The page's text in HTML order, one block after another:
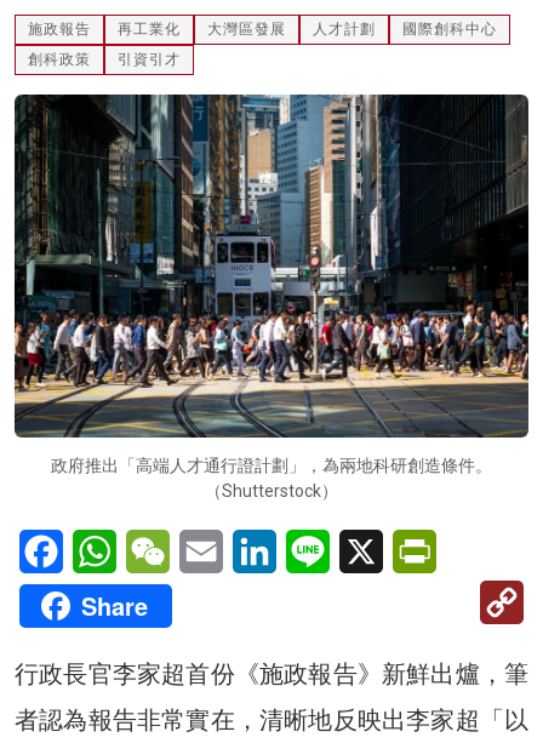
關於我們
施政報告 再工業化 大灣區發展 人才計劃
國際創科中心
創科政策
引資引才
政府推出「高端人才通行證計劃」，為兩地科研創造條件。
（Shutterstock）
FacebookWhatsAppWeChatEmail LinkedInLine X
Share
行政長官李家超首份《施政報告》新鮮出爐，筆
者認為報告非常實在，清晰地反映出李家超「以